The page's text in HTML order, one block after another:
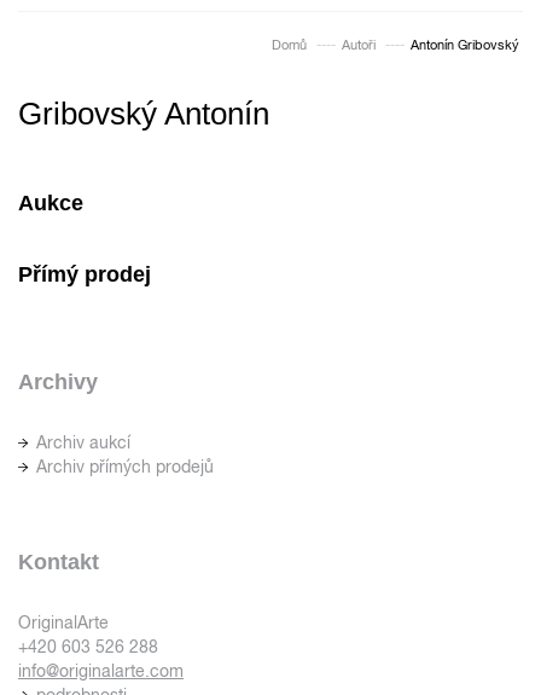
Domů Autoři Antonín Gribovský
Gribovský Antonín
Aukce
Přímý prodej
Archivy
Archiv aukcí
Archiv přímých prodejů
Kontakt
OriginalArte
+420 603 526 288
info@originalarte.com